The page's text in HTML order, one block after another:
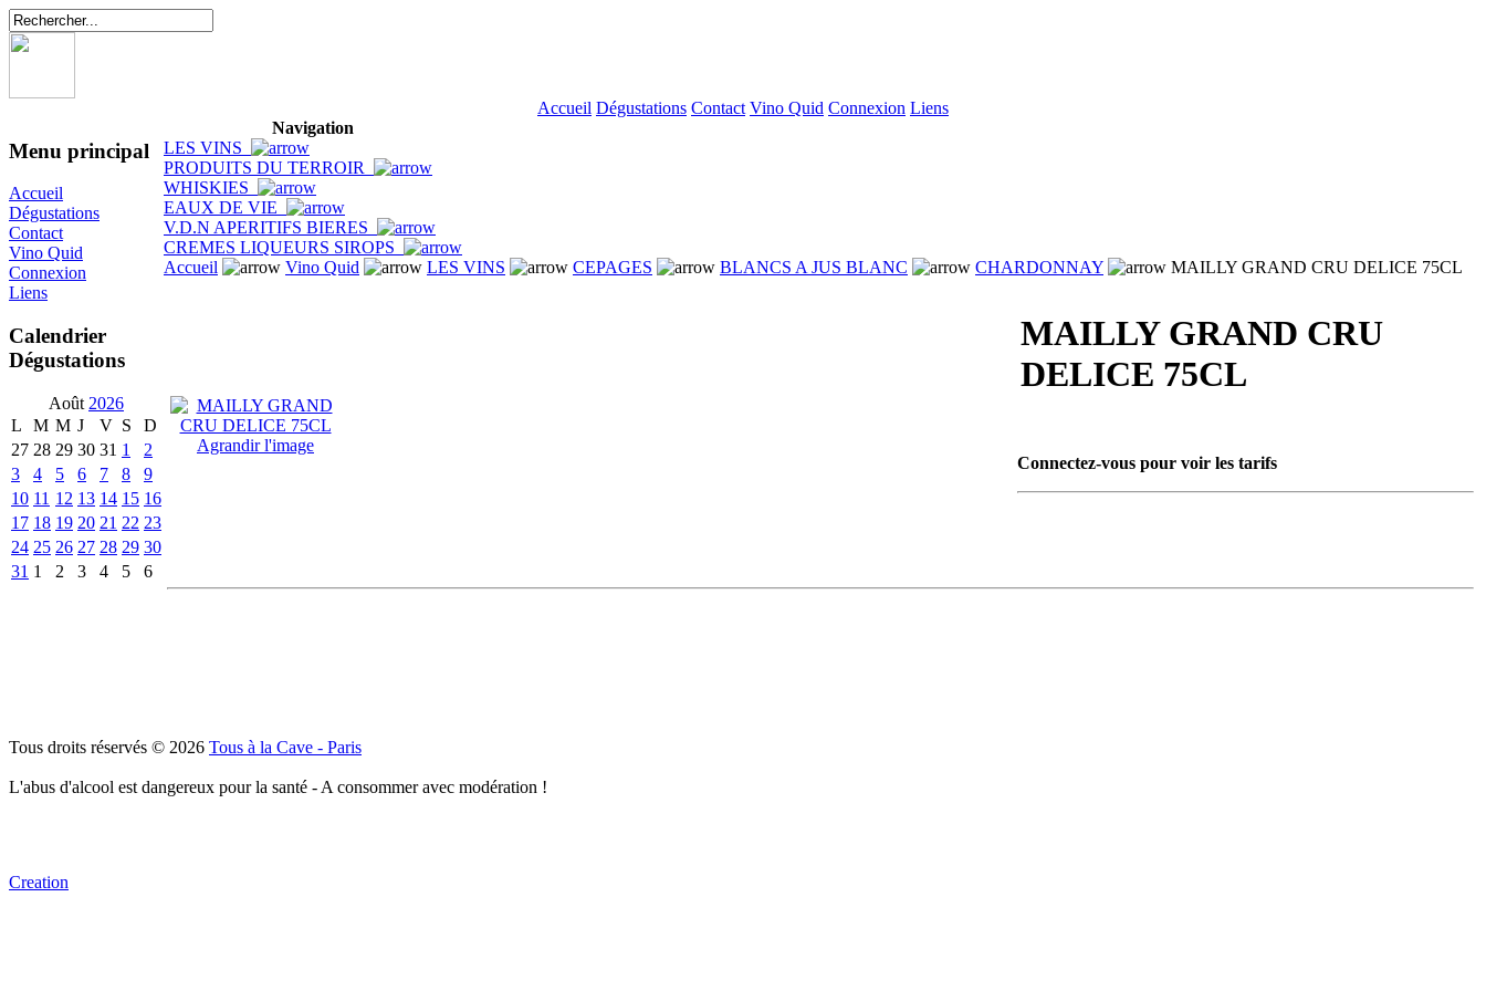
Accueil Dégustations Contact Vino Quid Connexion Liens
Menu principal
Accueil
Dégustations
Contact
Vino Quid
Connexion
Liens
Calendrier
Dégustations
Août 2026
L
M M J V S
D
27 28 29 30 31 1
2
3
4 5 6 7 8
9
10 11 12 13 14 15 16
17 18 19 20 21 22 23
24 25 26 27 28 29 30
31 1 2 3 4 5 6
Navigation
LES VINS
PRODUITS DU TERROIR
WHISKIES
EAUX DE VIE
V.D.N APERITIFS BIERES
CREMES LIQUEURS SIROPS
Accueil
Vino Quid LES VINS CEPAGES BLANCS A JUS BLANC CHARDONNAY MAILLY GRAND CRU DELICE 75CL
Agrandir l'image
MAILLY GRAND CRU
DELICE 75CL
Connectez-vous pour voir les tarifs
Tous droits réservés © 2026 Tous à la Cave - Paris
L'abus d'alcool est dangereux pour la santé - A consommer avec modération !
Creation